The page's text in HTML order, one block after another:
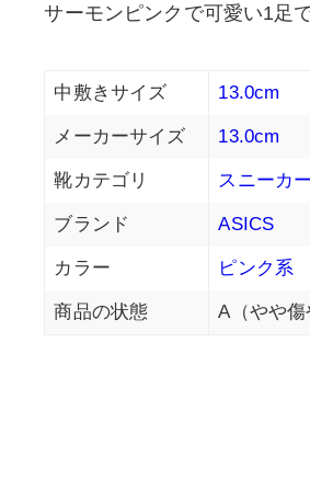
サーモンピンクで可愛い1足で
中敷きサイズ 13.0cm
メーカーサイズ 13.0cm
靴カテゴリ スニーカー
ブランド ASICS
カラー ピンク系
商品の状態 A（やや傷